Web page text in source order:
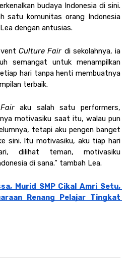
budaya Indonesia di sini.
satu komunitas orang Indonesia
dengan antusias.
Culture Fair di sekolahnya, ia
semangat untuk menampilkan
hari tanpa henti membuatnya
terbaik.
aku salah satu performers,
motivasiku saat itu, walau pun
tetapi aku pengen banget
sini. Itu motivasiku, aku tiap hari
dilihat teman, motivasiku
di sana.” tambah Lea.
Murid SMP Cikal Amri Setu,
Renang Pelajar Tingkat